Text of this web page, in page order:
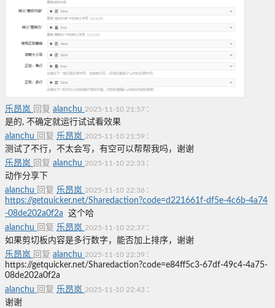
乐昂岚 回复 alanchu 2025-11-10 21:57 :
是的, 不确定就运行试试看效果
alanchu
回复 乐昂岚 2025-11-10 21:59 :
测试了不行，不太会写，有空可以帮帮我吗，谢谢
乐昂岚
回复 alanchu 2025-11-10 22:33 :
动作分享下
alanchu
回复 乐昂岚 2025-11-10 22:36 :
https://getquicker.net/Sharedaction?code=d221661f-df5e-4c6b-4a74
-08de202a0f2a 这个哈
alanchu
回复 乐昂岚 2025-11-10 22:37 :
如果剪切板内容是多行数字，能否加上排序，谢谢
乐昂岚
回复 alanchu 2025-11-10 22:39 :
https://getquicker.net/Sharedaction?code=e84ff5c3-67df-49c4-4a75-
08de202a0f2a
alanchu
回复 乐昂岚 2025-11-10 22:43 :
谢谢